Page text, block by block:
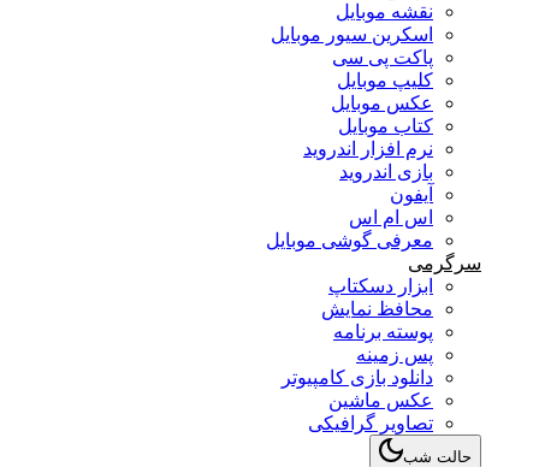
نقشه موبایل
اسکرین سیور موبایل
پاکت پی سی
کلیپ موبایل
عکس موبایل
کتاب موبایل
نرم افزار اندروید
بازی اندروید
آیفون
اس ام اس
معرفی گوشی موبایل
سرگرمی
ابزار دسکتاپ
محافظ نمایش
پوسته برنامه
پس زمینه
دانلود بازی کامپیوتر
عکس ماشین
تصاویر گرافیکی
حالت شب